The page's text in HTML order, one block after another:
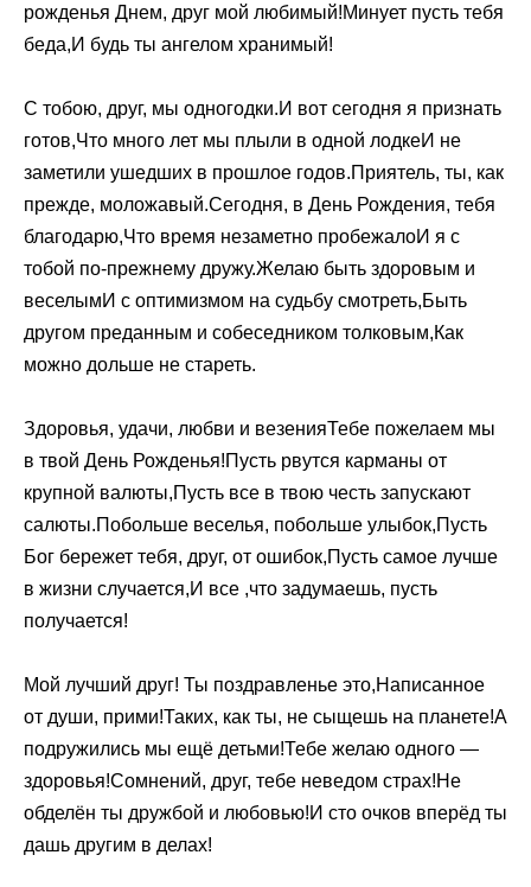
рожденья Днем, друг мой любимый!Минует пусть тебя
беда,И будь ты ангелом хранимый!
С тобою, друг, мы одногодки.И вот сегодня я признать
готов,Что много лет мы плыли в одной лодкеИ не
заметили ушедших в прошлое годов.Приятель, ты, как
прежде, моложавый.Сегодня, в День Рождения, тебя
благодарю,Что время незаметно пробежалоИ я с
тобой по-прежнему дружу.Желаю быть здоровым и
веселымИ с оптимизмом на судьбу смотреть,Быть
другом преданным и собеседником толковым,Как
можно дольше не стареть.
Здоровья, удачи, любви и везенияТебе пожелаем мы
в твой День Рожденья!Пусть рвутся карманы от
крупной валюты,Пусть все в твою честь запускают
салюты.Побольше веселья, побольше улыбок,Пусть
Бог бережет тебя, друг, от ошибок,Пусть самое лучше
в жизни случается,И все ,что задумаешь, пусть
получается!
Мой лучший друг! Ты поздравленье это,Написанное
от души, прими!Таких, как ты, не сыщешь на планете!А
подружились мы ещё детьми!Тебе желаю одного —
здоровья!Сомнений, друг, тебе неведом страх!Не
обделён ты дружбой и любовью!И сто очков вперёд ты
дашь другим в делах!